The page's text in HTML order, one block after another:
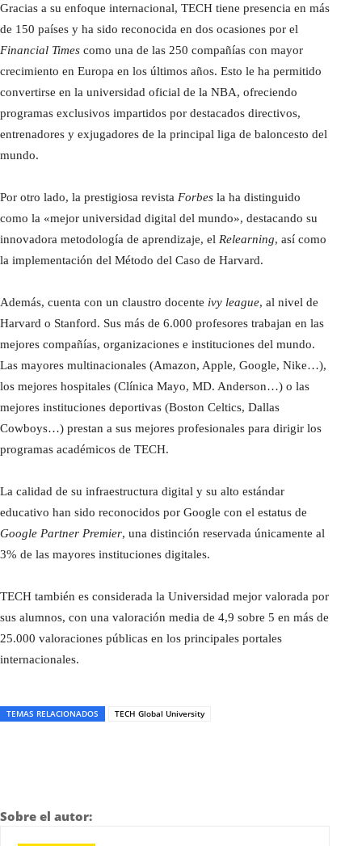
Gracias a su enfoque internacional, TECH tiene presencia en más
de 150 países y ha sido reconocida en dos ocasiones por el
Financial Times como una de las 250 compañías con mayor
crecimiento en Europa en los últimos años. Esto le ha permitido
convertirse en la universidad oficial de la NBA, ofreciendo
programas exclusivos impartidos por destacados directivos,
entrenadores y exjugadores de la principal liga de baloncesto del
mundo.
Por otro lado, la prestigiosa revista Forbes la ha distinguido
como la «mejor universidad digital del mundo», destacando su
innovadora metodología de aprendizaje, el Relearning, así como
la implementación del Método del Caso de Harvard.
Además, cuenta con un claustro docente ivy league, al nivel de
Harvard o Stanford. Sus más de 6.000 profesores trabajan en las
mejores compañías, organizaciones e instituciones del mundo.
Las mayores multinacionales (Amazon, Apple, Google, Nike…),
los mejores hospitales (Clínica Mayo, MD. Anderson…) o las
mejores instituciones deportivas (Boston Celtics, Dallas
Cowboys…) prestan a sus mejores profesionales para dirigir los
programas académicos de TECH.
La calidad de su infraestructura digital y su alto estándar
educativo han sido reconocidos por Google con el estatus de
Google Partner Premier, una distinción reservada únicamente al
3% de las mayores instituciones digitales.
TECH también es considerada la Universidad mejor valorada por
sus alumnos, con una valoración media de 4,9 sobre 5 en más de
25.000 valoraciones públicas en los principales portales
internacionales.
TEMAS RELACIONADOS TECH Global University
Sobre el autor: